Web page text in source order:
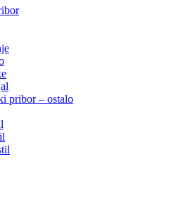
pribor – ostalo